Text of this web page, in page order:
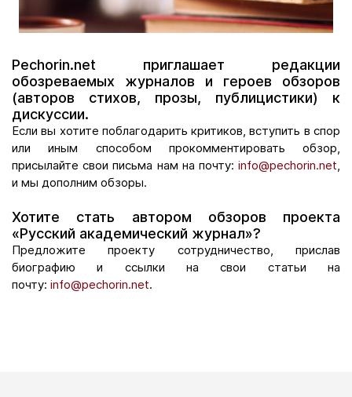
Pechorin.net приглашает редакции
обозреваемых журналов и героев обзоров
(авторов стихов, прозы, публицистики) к
дискуссии.
Если вы хотите поблагодарить критиков, вступить в спор
или иным способом прокомментировать обзор,
присылайте свои письма нам на почту: info@pechorin.net
и мы дополним обзоры.
Хотите стать автором обзоров проекта
«Русский академический журнал»?
Предложите проекту сотрудничество, прислав
биографию и ссылки на свои статьи на
почту: info@pechorin.net.